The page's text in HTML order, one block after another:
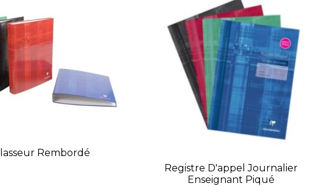
Rembordé
Registre D'appel Journalier
Enseignant Piqué